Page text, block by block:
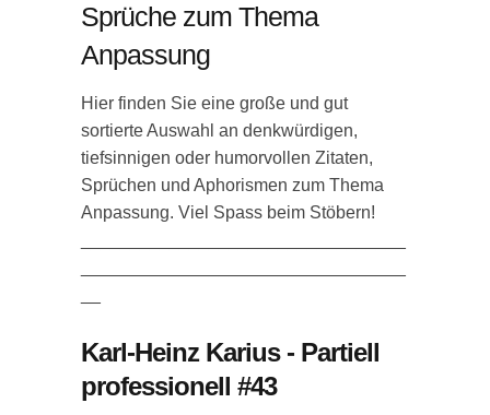
Sprüche zum Thema
Anpassung
Hier finden Sie eine große und gut
sortierte Auswahl an denkwürdigen,
tiefsinnigen oder humorvollen Zitaten,
Sprüchen und Aphorismen zum Thema
Anpassung. Viel Spass beim Stöbern!
Karl-Heinz Karius - Partiell
professionell #43